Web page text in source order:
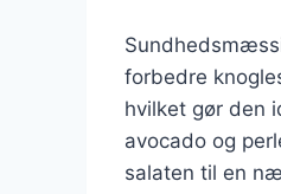
forbedre
hvilket gør den
avocado og
salaten til en